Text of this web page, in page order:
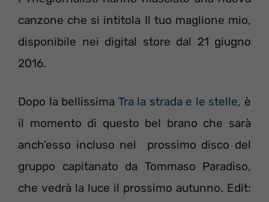
canzone che si intitola Il tuo maglione mio,
disponibile nei digital store dal 21 giugno
2016.
Dopo la bellissima Tra la strada e le stelle, è
il momento di questo bel brano che sarà
anch’esso incluso nel prossimo disco del
gruppo capitanato da Tommaso Paradiso,
che vedrà la luce il prossimo autunno. Edit: